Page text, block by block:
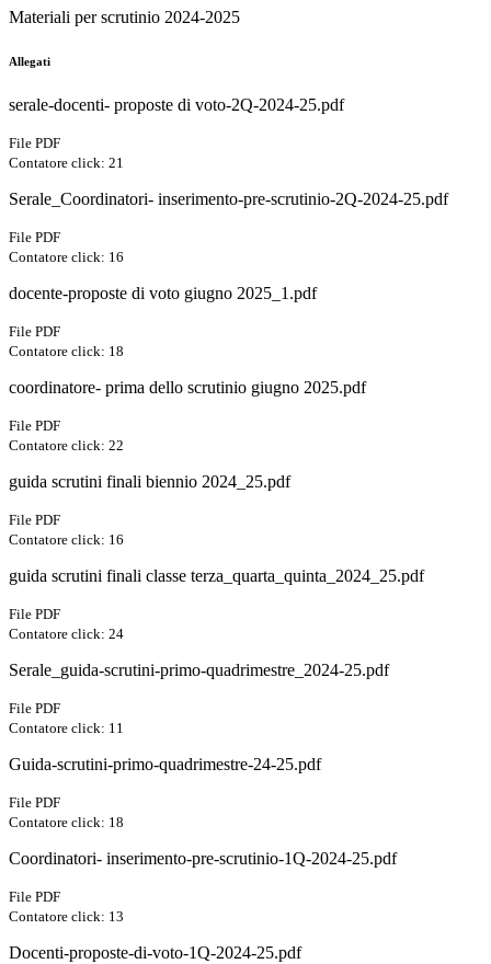
Materiali per scrutinio 2024-2025
Allegati
serale-docenti- proposte di voto-2Q-2024-25.pdf
File PDF
Contatore click: 21
Serale_Coordinatori- inserimento-pre-scrutinio-2Q-2024-25.pdf
File PDF
Contatore click: 16
docente-proposte di voto giugno 2025_1.pdf
File PDF
Contatore click: 18
coordinatore- prima dello scrutinio giugno 2025.pdf
File PDF
Contatore click: 22
guida scrutini finali biennio 2024_25.pdf
File PDF
Contatore click: 16
guida scrutini finali classe terza_quarta_quinta_2024_25.pdf
File PDF
Contatore click: 24
Serale_guida-scrutini-primo-quadrimestre_2024-25.pdf
File PDF
Contatore click: 11
Guida-scrutini-primo-quadrimestre-24-25.pdf
File PDF
Contatore click: 18
Coordinatori- inserimento-pre-scrutinio-1Q-2024-25.pdf
File PDF
Contatore click: 13
Docenti-proposte-di-voto-1Q-2024-25.pdf